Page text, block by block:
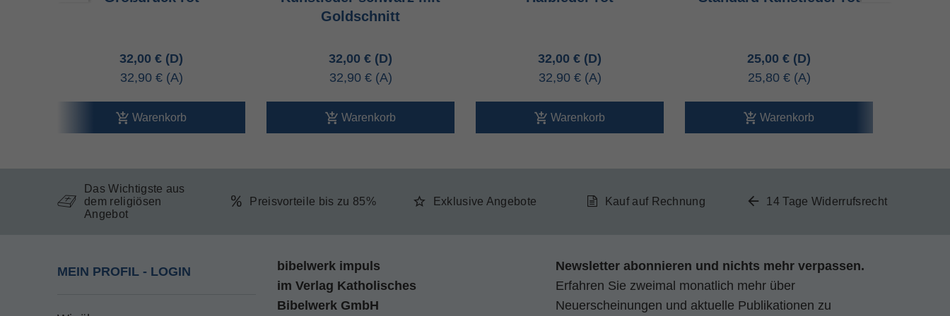
32,00 €
32,90 €
Warenkorb
Goldschnitt
32,00 €
32,90 €
Warenkorb
32,00 €
32,90 €
Warenkorb
25,00 €
25,80 €
Warenkorb
Das Wichtigste aus
dem religiösen
Angebot
Preisvorteile bis zu 85% Exklusive Angebote Kauf auf Rechnung 14 Tage Widerrufsrecht
MEIN PROFIL - LOGIN
bibelwerk impuls
im Verlag Katholisches
Bibelwerk GmbH
Newsletter abonnieren und nichts mehr verpassen.
Erfahren Sie zweimal monatlich mehr über
Neuerscheinungen und aktuelle Publikationen zu